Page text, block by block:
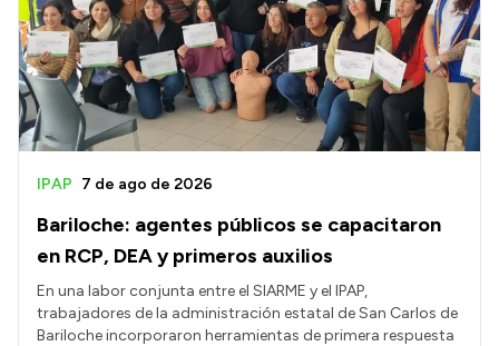
Institucional
Misión
Autoridades
Delegaciones
Normativa
Bariloche: agentes públicos se capacitaron
en RCP, DEA y primeros auxilios
IPAP 7 de ago de 2026
En una labor conjunta entre el SIARME y el IPAP,
trabajadores de la administración estatal de San Carlos de
Bariloche incorporaron herramientas de primera respuesta